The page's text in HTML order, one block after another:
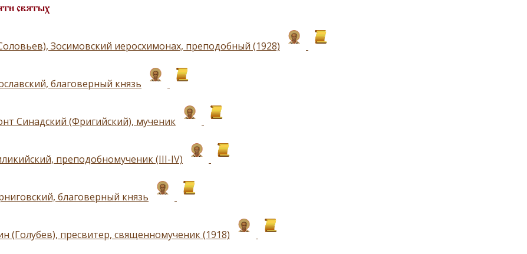
святых
Зосимовский иеросхимонах, преподобный (1928)
благоверный князь
Синадский (Фригийский), мученик
преподобномученик (III-IV)
благоверный князь
(Голубев), пресвитер, священномученик (1918)